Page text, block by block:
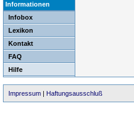
Informationen
Infobox
Lexikon
Kontakt
FAQ
Hilfe
Impressum | Haftungsausschluß